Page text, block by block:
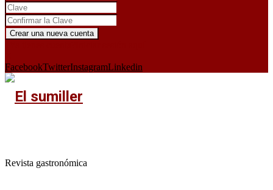
FacebookTwitterInstagramLinkedin
Revista gastronómica